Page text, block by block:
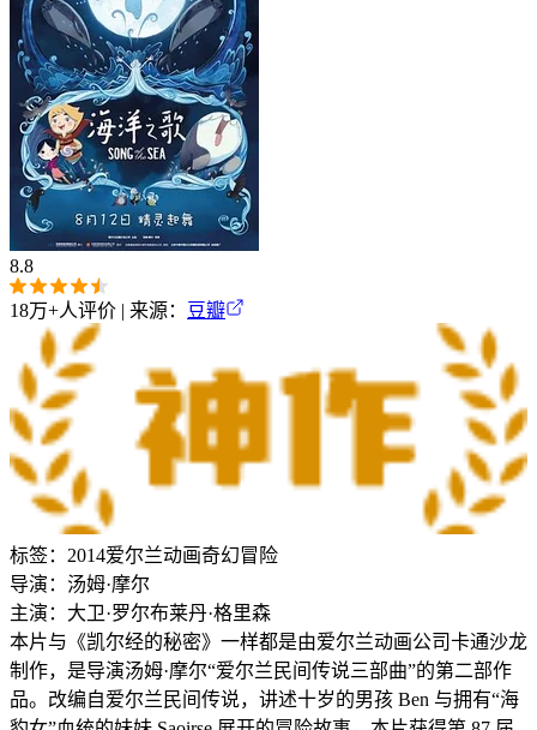
8.8
18万+人评价 | 来源： 豆瓣
标签： 2014爱尔兰动画奇幻冒险
导演： 汤姆·摩尔
主演： 大卫·罗尔布莱丹·格里森
本片与《凯尔经的秘密》一样都是由爱尔兰动画公司卡通沙龙
制作，是导演汤姆·摩尔“爱尔兰民间传说三部曲”的第二部作
品。改编自爱尔兰民间传说，讲述十岁的男孩 Ben 与拥有“海